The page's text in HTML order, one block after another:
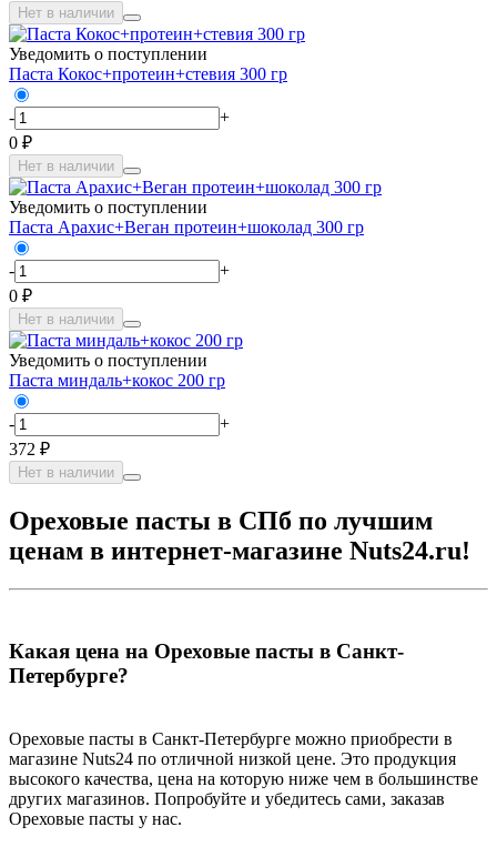
Нет в наличии
Уведомить о поступлении
Паста Кокос+протеин+стевия 300 гр
-
+
0 ₽
Нет в наличии
Уведомить о поступлении
Паста Арахис+Веган протеин+шоколад 300 гр
-
+
0 ₽
Нет в наличии
Уведомить о поступлении
Паста миндаль+кокос 200 гр
-
+
372 ₽
Нет в наличии
Ореховые пасты в СПб по лучшим
ценам в интернет-магазине Nuts24.ru!
Какая цена на Ореховые пасты в Санкт-
Петербурге?
Ореховые пасты в Санкт-Петербурге можно приобрести в
магазине Nuts24 по отличной низкой цене. Это продукция
высокого качества, цена на которую ниже чем в большинстве
других магазинов. Попробуйте и убедитесь сами, заказав
Ореховые пасты у нас.